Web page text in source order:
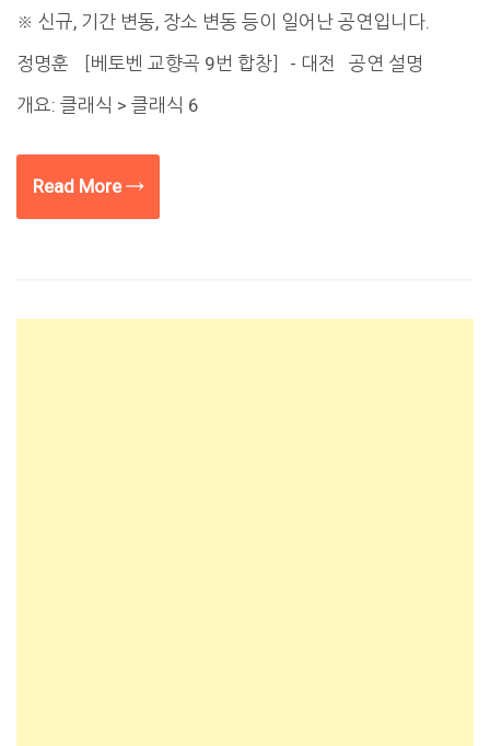
※ 신규, 기간 변동, 장소 변동 등이 일어난 공연입니다.
정명훈 ［베토벤 교향곡 9번 합창］- 대전 공연 설명
개요: 클래식 > 클래식 6
Read More →